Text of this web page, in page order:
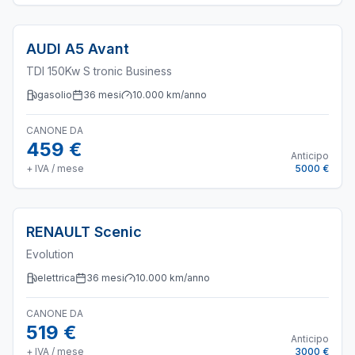
AUDI A5 Avant
TDI 150Kw S tronic Business
gasolio 36 mesi 10.000 km/anno
CANONE DA
459 €
+ IVA / mese
Anticipo
5000 €
RENAULT Scenic
Evolution
elettrica 36 mesi 10.000 km/anno
CANONE DA
519 €
+ IVA / mese
Anticipo
3000 €